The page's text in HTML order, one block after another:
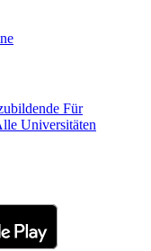
Für
Universitäten